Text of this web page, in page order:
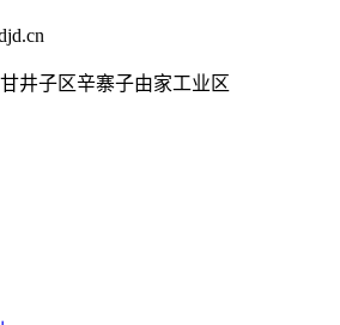
井子区辛寨子由家工业区